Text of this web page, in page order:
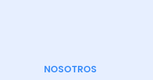
NOSOTROS